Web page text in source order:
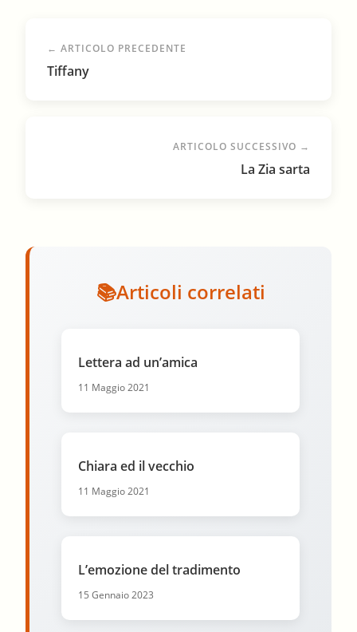
← ARTICOLO PRECEDENTE
Tiffany
ARTICOLO SUCCESSIVO →
La Zia sarta
Articoli correlati
Lettera ad un’amica
11 Maggio 2021
Chiara ed il vecchio
11 Maggio 2021
L’emozione del tradimento
15 Gennaio 2023